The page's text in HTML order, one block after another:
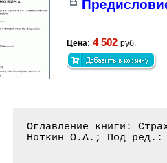
Цена: 4 502 руб.
Оглавление книги:
Ноткин О.А.; Под